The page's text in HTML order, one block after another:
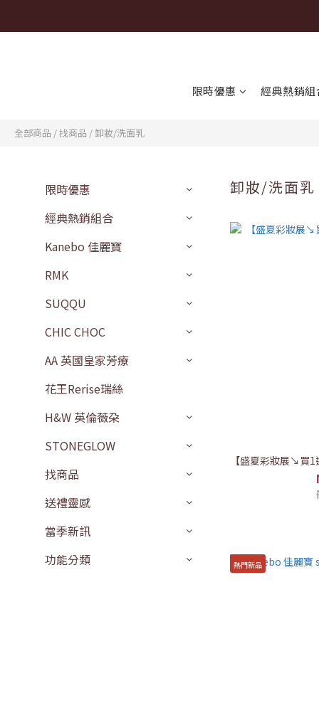
限時優惠 經典熱銷組
全部商品 /找商品 /卸妝/洗面乳
限時優惠
經典熱銷組合
Kanebo 佳麗寶
RMK
SUQQU
CHIC CHOC
AA 英國皇家芳療
花王Rerise瑞絲
H&W 英倫薇朶
STONEGLOW
找商品
送禮靈感
當季新訊
功能分類
卸妝/洗面乳
【盛夏彩妝展↘買
熱門新品